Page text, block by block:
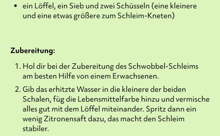
ein Löffel, ein Sieb und zwei Schüsseln (eine kleinere
und eine etwas größere zum Schleim-Kneten)
Zubereitung:
Hol dir bei der Zubereitung des Schwobbel-Schleims
am besten Hilfe von einem Erwachsenen.
Gib das erhitzte Wasser in die kleinere der beiden
Schalen, füg die Lebensmittelfarbe hinzu und vermische
alles gut mit dem Löffel miteinander. Spritz dann ein
wenig Zitronensaft dazu, das macht den Schleim
stabiler.